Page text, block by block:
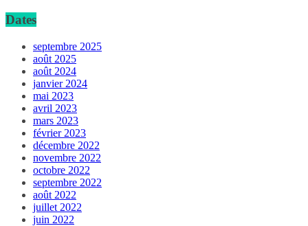
Dates
septembre 2025
août 2025
août 2024
janvier 2024
mai 2023
avril 2023
mars 2023
février 2023
décembre 2022
novembre 2022
octobre 2022
septembre 2022
août 2022
juillet 2022
juin 2022